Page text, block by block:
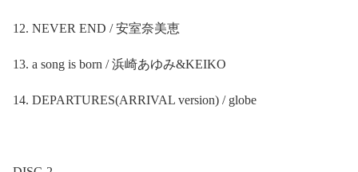
12. NEVER END /安室奈美恵
13. a song is born /浜崎あゆみ&KEIKO
14. DEPARTURES(ARRIVAL version) / globe